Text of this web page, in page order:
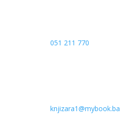
051 211 770
knjizara1@mybook.ba